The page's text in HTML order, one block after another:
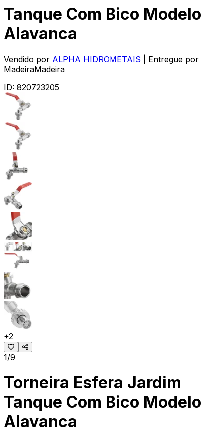
Tanque Com Bico Modelo
Alavanca
Vendido por ALPHA HIDROMETAIS
| Entregue por
MadeiraMadeira
ID: 820723205
+2
1/9
Torneira Esfera Jardim
Tanque Com Bico Modelo
Alavanca